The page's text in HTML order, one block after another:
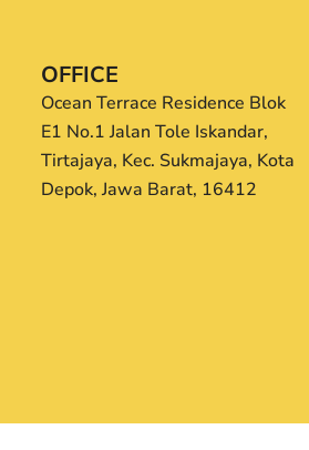
OFFICE
Ocean Terrace Residence Blok
E1 No.1 Jalan Tole Iskandar,
Tirtajaya, Kec. Sukmajaya, Kota
Depok, Jawa Barat, 16412